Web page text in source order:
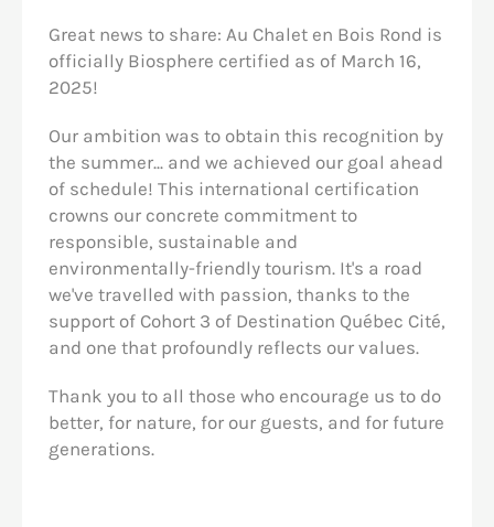
Great news to share: Au Chalet en Bois Rond is
officially Biosphere certified as of March 16,
2025!
Our ambition was to obtain this recognition by
the summer... and we achieved our goal ahead
of schedule! This international certification
crowns our concrete commitment to
responsible, sustainable and
environmentally-friendly tourism. It's a road
we've travelled with passion, thanks to the
support of Cohort 3 of Destination Québec Cité,
and one that profoundly reflects our values.
Thank you to all those who encourage us to do
better, for nature, for our guests, and for future
generations.